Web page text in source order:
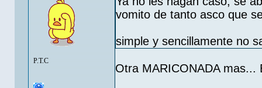
P.T.C
vomito de tanto asco que
simple y sencillamente no
Otra MARICONADA